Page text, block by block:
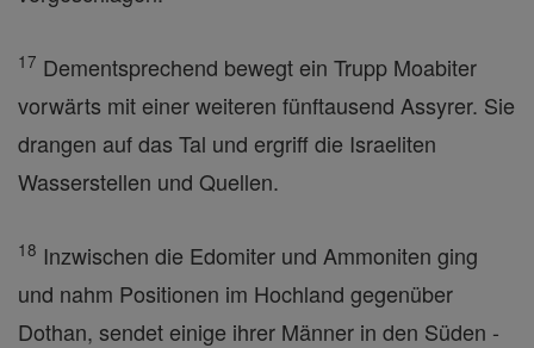
17 Dementsprechend bewegt ein Trupp Moabiter
vorwärts mit einer weiteren fünftausend Assyrer. Sie
drangen auf das Tal und ergriff die Israeliten
Wasserstellen und Quellen.
18 Inzwischen die Edomiter und Ammoniten ging
und nahm Positionen im Hochland gegenüber
Dothan, sendet einige ihrer Männer in den Süden -